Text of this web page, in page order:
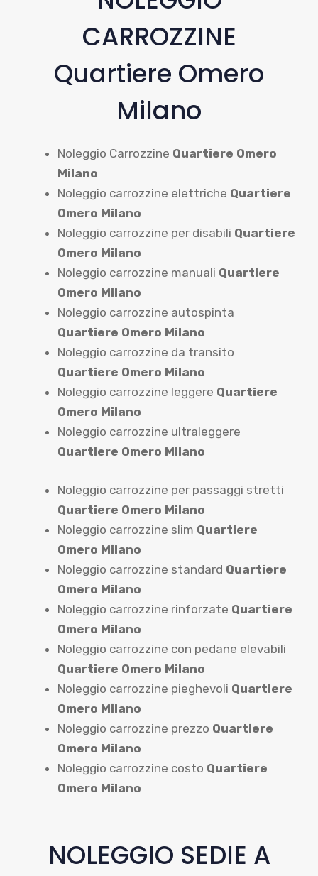
CARROZZINE
Quartiere Omero
Milano
Noleggio Carrozzine Quartiere Omero
Milano
Noleggio carrozzine elettriche Quartiere
Omero Milano
Noleggio carrozzine per disabili Quartiere
Omero Milano
Noleggio carrozzine manuali Quartiere
Omero Milano
Noleggio carrozzine autospinta
Quartiere Omero Milano
Noleggio carrozzine da transito
Quartiere Omero Milano
Noleggio carrozzine leggere Quartiere
Omero Milano
Noleggio carrozzine ultraleggere
Quartiere Omero Milano
Noleggio carrozzine per passaggi stretti
Quartiere Omero Milano
Noleggio carrozzine slim Quartiere
Omero Milano
Noleggio carrozzine standard Quartiere
Omero Milano
Noleggio carrozzine rinforzate Quartiere
Omero Milano
Noleggio carrozzine con pedane elevabili
Quartiere Omero Milano
Noleggio carrozzine pieghevoli Quartiere
Omero Milano
Noleggio carrozzine prezzo Quartiere
Omero Milano
Noleggio carrozzine costo Quartiere
Omero Milano
NOLEGGIO SEDIE A